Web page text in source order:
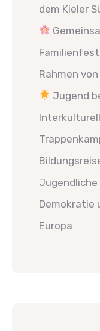
dem Kieler
Rahmen
Jugend
Demokratie
Europa